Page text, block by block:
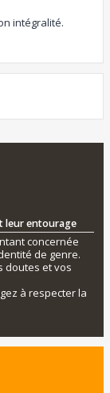
intégralité.
leur entourage
concernée
de genre.
doutes et vos
à respecter la